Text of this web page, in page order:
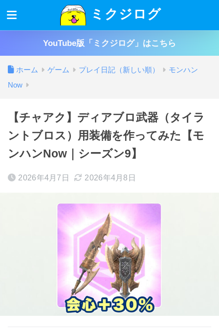
ミクジログ
YouTube版「ミクジログ」はこちら
ホーム ゲーム プレイ日記（新しい順）
モンハン
Now
【チャアク】ディアブロ武器（タイラ
ントブロス）用装備を作ってみた【モ
ンハンNow｜シーズン9】
2026年4月7日 2026年4月8日